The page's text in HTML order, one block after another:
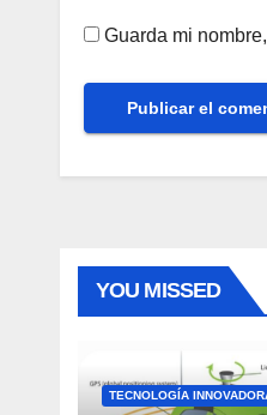
Guarda mi
YOU MISSED
TECNOLOGÍA